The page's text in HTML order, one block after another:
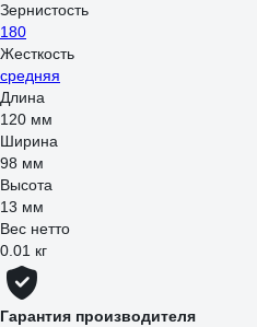
Зернистость
180
Жесткость
средняя
Длина
120 мм
Ширина
98 мм
Высота
13 мм
Вес нетто
0.01 кг
Гарантия производителя